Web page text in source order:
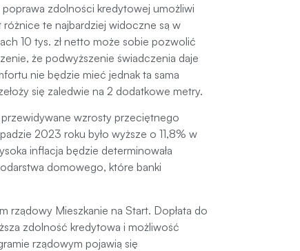
zdolności kredytowej umożliwi
te najbardziej widoczne są w
10 tys. zł netto może sobie pozwolić
że podwyższenie świadczenia daje
nie będzie mieć jednak ta sama
się zaledwie na 2 dodatkowe metry.
wzrosty przeciętnego
2023 roku było wyższe o 11,8% w
inflacja będzie determinowała
domowego, które banki
rządowy Mieszkanie na Start. Dopłata do
zdolność kredytowa i możliwość
rządowym pojawią się